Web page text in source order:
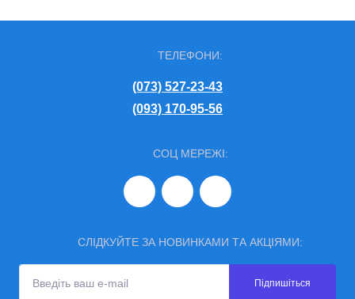
ТЕЛЕФОНИ:
(073) 527-23-43
(093) 170-95-56
СОЦ МЕРЕЖІ:
СЛІДКУЙТЕ ЗА НОВИНКАМИ ТА АКЦІЯМИ:
Підпишіться